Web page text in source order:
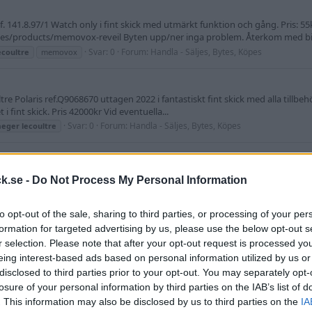
- Do Not Process My Personal Information
opt-out of the sale, sharing to third parties, or processing of your
for targeted advertising by us, please use the below opt-out
selection. Please note that after your opt-out request is processed
interest-based ads based on personal information utilized by us
to third parties prior to your opt-out. You may separately
of your personal information by third parties on the IAB’s list of
This information may also be disclosed by us to third parties on the
141.8.97/1 Watch only i fint skick med utmärkt funktion och gång. Pris:
products/memovox-reveil Byten upp/ner inga problem. Återkom med
memovox Svar: 0 Forum: Handla - Säljes, Bytes, Köpes
Polaris ref.Q9068670 uttagen 2022 i fantastiskt fint skick med alla
i fint skick. Pris 42000kr Vid eventuella...
lecoultre Svar: 0 Forum: Handla - Säljes, Bytes, Köpes
conquest & Furlan Mari.
37mm case. Läs texten nedan! Negativt: Skada i tavlan vid datum
Positivt: Fungerar kanon, köpt från handlare i...
20141503 i Australien Fullset med boxar, original certifikat och
tiden perfekt utan noterad avvikelse. Original JLC...
Svar: 0 Forum:Handla - Säljes, Bytes, Köpes